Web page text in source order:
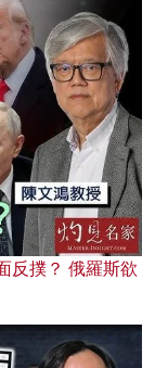
反撲？ 俄羅斯欲